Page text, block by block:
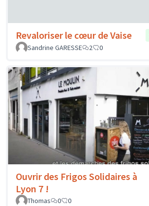
Revaloriser le cœur de Vaise
Sandrine GARESSE
2 0
Ouvrir des Frigos Solidaires à
Lyon 7 !
Thomas
0 0